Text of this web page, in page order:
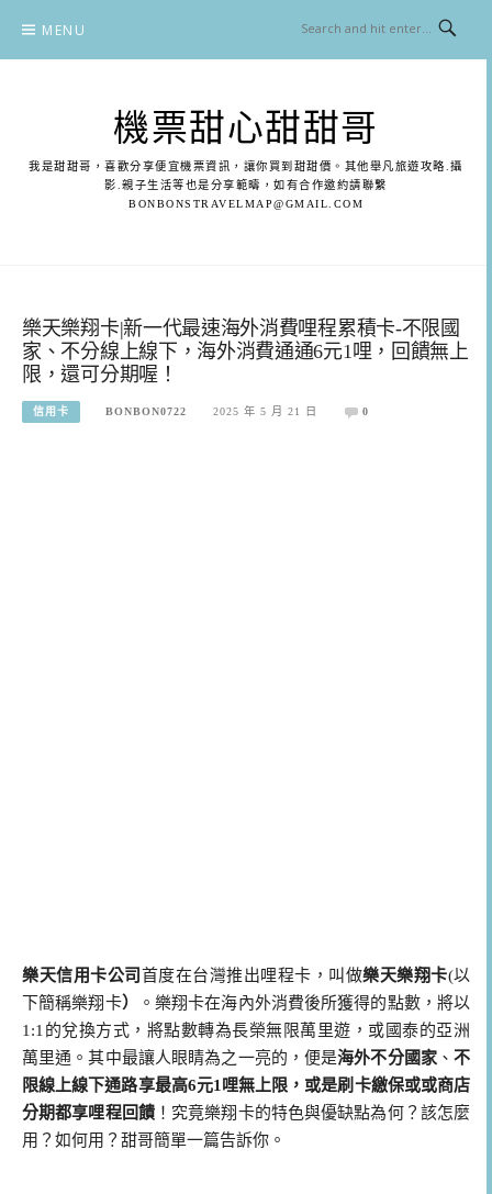
content
MENU
機票甜心甜甜哥
我是甜甜哥，喜歡分享便宜機票資訊，讓你買到甜甜價。其他舉凡旅遊攻略.攝
影.親子生活等也是分享範疇，如有合作邀約請聯繫
BONBONSTRAVELMAP@GMAIL.COM
樂天樂翔卡|新一代最速海外消費哩程累積卡-不限國
家、不分線上線下，海外消費通通6元1哩，回饋無上
限，還可分期喔！
信用卡 BONBON0722 2025 年 5 月 21 日 0
樂天信用卡公司 首度在台灣推出哩程卡，叫做樂天樂翔卡(以
下簡稱樂翔卡）
。樂翔卡在海內外消費後所獲得的點數，將以
1:1的兌換方式，將點數轉為長榮無限萬里遊，或國泰的亞洲
萬里通。其中最讓人眼睛為之一亮的，便是海外不分國家、不
限線上線下通路享最高6元1哩無上限 ，或是刷卡繳保或或商店
分期都享哩程回饋！究竟樂翔卡的特色與優缺點為何？該怎麼
用？如何用？甜哥簡單一篇告訴你。